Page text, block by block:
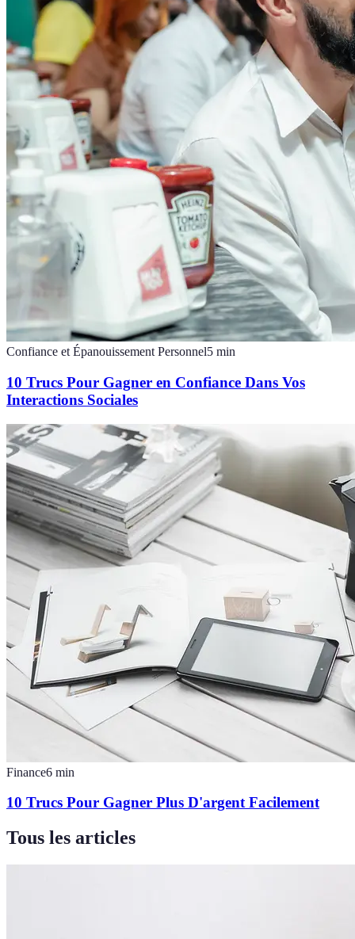
Confiance et Épanouissement Personnel5 min
10 Trucs Pour Gagner en Confiance Dans Vos
Interactions Sociales
Finance6 min
10 Trucs Pour Gagner Plus D'argent Facilement
Tous les articles